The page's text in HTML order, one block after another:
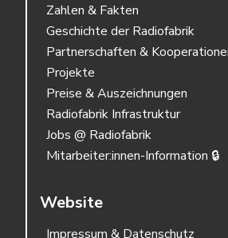
Zahlen & Fakten
Geschichte der Radiofabrik
Partnerschaften &
Projekte
Preise & Auszeichnungen
Radiofabrik Infrastruktur
Jobs @ Radiofabrik
Mitarbeiter:innen-Information 🔒
Website
Impressum & Datenschutz